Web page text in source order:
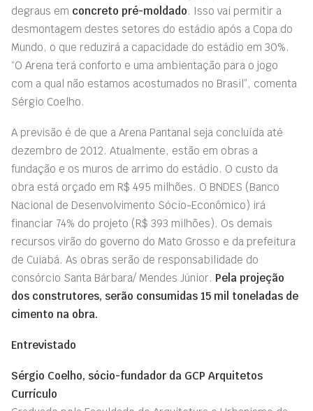
degraus em concreto pré-moldado. Isso vai permitir a
desmontagem destes setores do estádio após a Copa do
Mundo, o que reduzirá a capacidade do estádio em 30%.
“O Arena terá conforto e uma ambientação para o jogo
com a qual não estamos acostumados no Brasil”, comenta
Sérgio Coelho.
A previsão é de que a Arena Pantanal seja concluída até
dezembro de 2012. Atualmente, estão em obras a
fundação e os muros de arrimo do estádio. O custo da
obra está orçado em R$ 495 milhões. O BNDES (Banco
Nacional de Desenvolvimento Sócio-Econômico) irá
financiar 74% do projeto (R$ 393 milhões). Os demais
recursos virão do governo do Mato Grosso e da prefeitura
de Cuiabá. As obras serão de responsabilidade do
consórcio Santa Bárbara/ Mendes Júnior. Pela projeção
dos construtores, serão consumidas 15 mil toneladas de
cimento na obra.
Entrevistado
Sérgio Coelho, sócio-fundador da GCP Arquitetos
Currículo